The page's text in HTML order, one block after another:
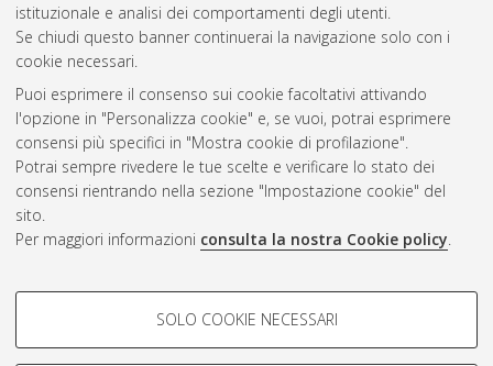
istituzionale e analisi dei comportamenti degli utenti.
Se chiudi questo banner continuerai la navigazione solo con i
cookie necessari.
Puoi esprimere il consenso sui cookie facoltativi attivando
l'opzione in "Personalizza cookie" e, se vuoi, potrai esprimere
consensi più specifici in "Mostra cookie di profilazione".
Potrai sempre rivedere le tue scelte e verificare lo stato dei
consensi rientrando nella sezione "Impostazione cookie" del
sito.
Per maggiori informazioni consulta la nostra Cookie policy.
COOKIE DI PROFILAZIONE -
SOLO COOKIE NECESSARI
Questa lista e' stata generata ilThu Aug 6 18:31:11 2026
CEST
Atom
Rss
2.0
AMS Acta
ISSN: 2038-7954
re3data.org -
doi.org/10.17616/R3P19R
Servizio implementato e
Impostazioni Cookie
repository